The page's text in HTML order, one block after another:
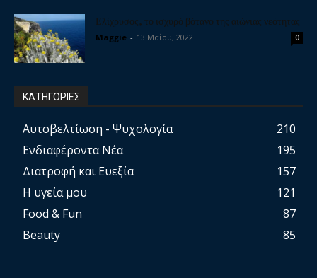
Ελίχρυσος, το ισχυρό βότανο της αιώνιας νεότητας
Maggie - 13 Μαΐου, 2022 0
ΚΑΤΗΓΟΡΙΕΣ
Αυτοβελτίωση - Ψυχολογία
210
Ενδιαφέροντα Νέα
195
Διατροφή και Ευεξία
157
Η υγεία μου
121
Food & Fun
87
Beauty
85